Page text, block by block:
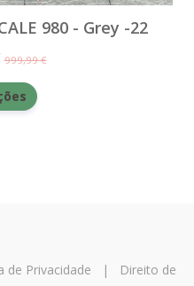
980 - Grey -22
999,99 €
de Privacidade |
Direito de